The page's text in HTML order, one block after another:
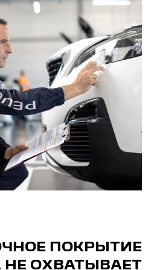
ПОКРЫТИЕ
НЕ ОХВАТЫВАЕТ